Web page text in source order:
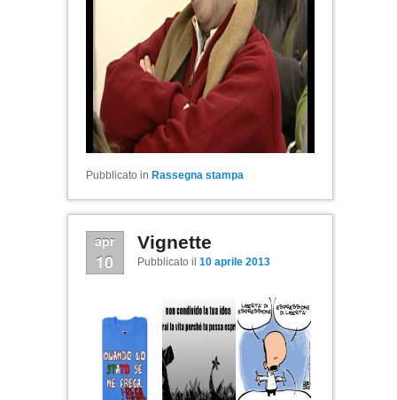
Pubblicato in Rassegna stampa
apr
10
Vignette
Pubblicato il 10 aprile 2013